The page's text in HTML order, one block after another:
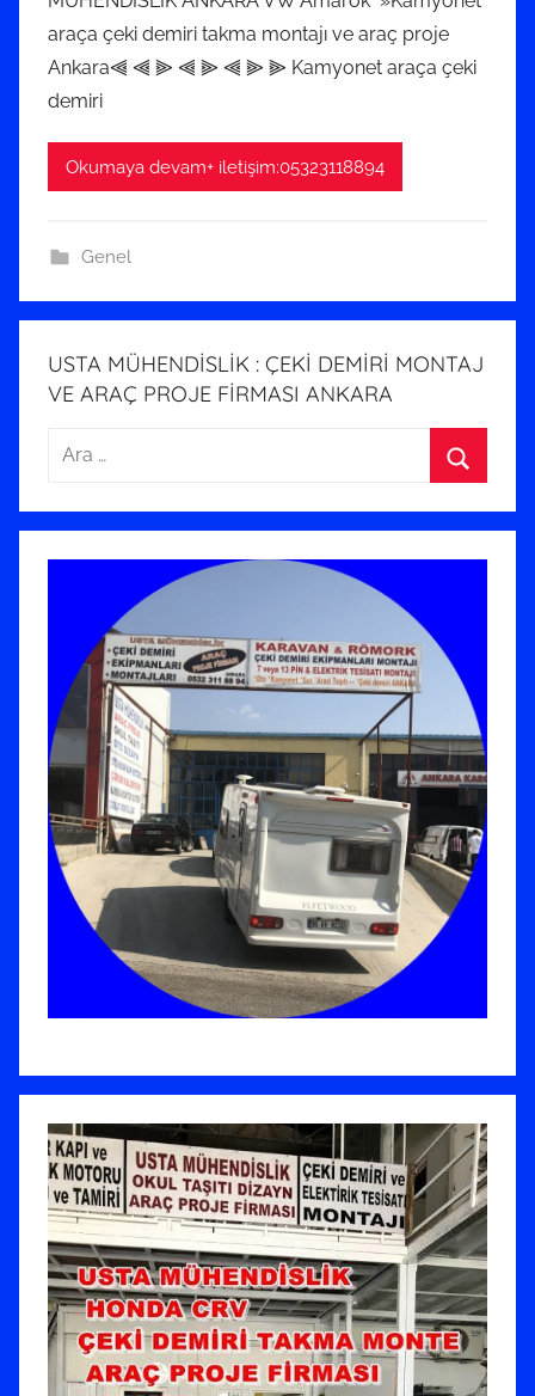
ı
m
2
0
t
h
i
n
ö
n
m
i
ş
araça çeki demiri takma montajı ve araç proje
Ankara⫷ ⫷ ⫸ ⫷ ⫸ ⫷ ⫸ ⫸ Kamyonet araça çeki
demiri
Okumaya devam+ iletişim:05323118894
Genel
USTA MÜHENDİSLİK : ÇEKİ DEMİRİ MONTAJ
VE ARAÇ PROJE FİRMASI ANKARA
Arama: